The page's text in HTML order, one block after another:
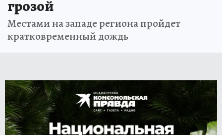
грозой
Местами на западе региона пройдет
кратковременный дождь